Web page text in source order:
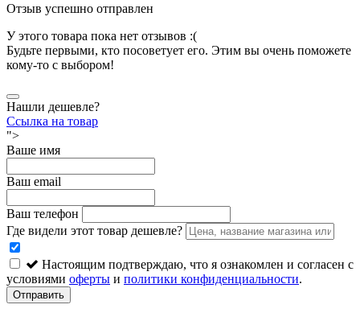
Отзыв успешно отправлен
У этого товара пока нет отзывов :(
Будьте первыми, кто посоветует его. Этим вы очень поможете
кому-то с выбором!
Нашли дешевле?
Ссылка на товар
">
Ваше имя
Ваш email
Ваш телефон
Где видели этот товар дешевле?
Настоящим подтверждаю, что я ознакомлен и согласен с
условиями оферты и политики конфиденциальности.
Отправить